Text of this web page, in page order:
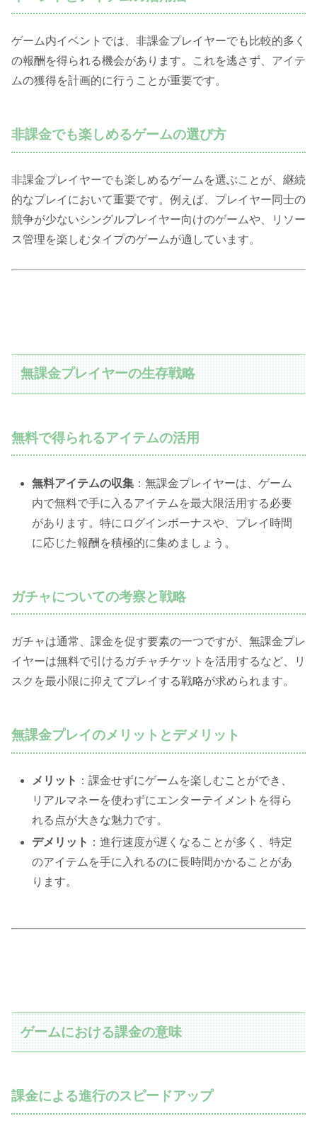
ゲーム内イベントでは、非課金プレイヤーでも比較的多く
の報酬を得られる機会があります。これを逃さず、アイテ
ムの獲得を計画的に行うことが重要です。
非課金でも楽しめるゲームの選び方
非課金プレイヤーでも楽しめるゲームを選ぶことが、継続
的なプレイにおいて重要です。例えば、プレイヤー同士の
競争が少ないシングルプレイヤー向けのゲームや、リソー
ス管理を楽しむタイプのゲームが適しています。
無課金プレイヤーの生存戦略
無料で得られるアイテムの活用
無料アイテムの収集 ：無課金プレイヤーは、ゲーム
内で無料で手に入るアイテムを最大限活用する必要
があります。特にログインボーナスや、プレイ時間
に応じた報酬を積極的に集めましょう。
ガチャについての考察と戦略
ガチャは通常、課金を促す要素の一つですが、無課金プレ
イヤーは無料で引けるガチャチケットを活用するなど、リ
スクを最小限に抑えてプレイする戦略が求められます。
無課金プレイのメリットとデメリット
メリット ：課金せずにゲームを楽しむことができ、
リアルマネーを使わずにエンターテイメントを得ら
れる点が大きな魅力です。
デメリット ：進行速度が遅くなることが多く、特定
のアイテムを手に入れるのに長時間かかることがあ
ります。
ゲームにおける課金の意味
課金による進行のスピードアップ